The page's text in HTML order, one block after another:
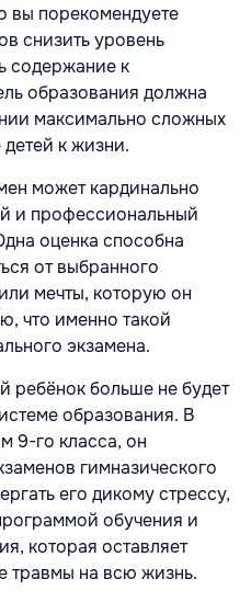
вы порекомендуете
снизить уровень
содержание к
образования должна
максимально сложных
к жизни.
может кардинально
и профессиональный
оценка способна
от выбранного
мечты, которую он
что именно такой
экзамена.
ребёнок больше не будет
образования. В
9-го класса, он
гимназического
его дикому стрессу,
обучения и
которая оставляет
травмы на всю жизнь.